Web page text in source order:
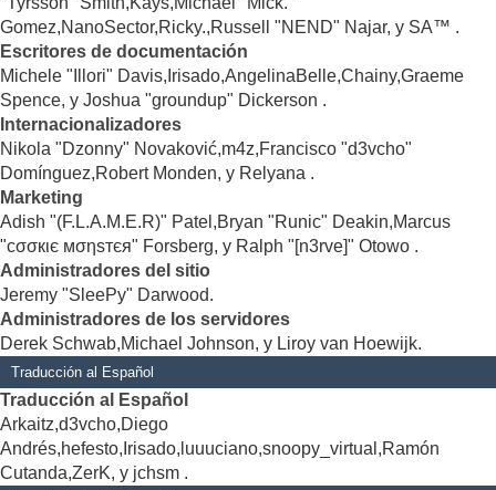
Gomez,NanoSector,Ricky.,Russell "NEND" Najar, y SA™ .
Escritores de documentación
Michele "Illori" Davis,Irisado,AngelinaBelle,Chainy,Graeme
Spence, y Joshua "groundup" Dickerson .
Internacionalizadores
Nikola "Dzonny" Novaković,m4z,Francisco "d3vcho"
Domínguez,Robert Monden, y Relyana .
Marketing
Adish "(F.L.A.M.E.R)" Patel,Bryan "Runic" Deakin,Marcus
"cσσкιє мσηѕтєя" Forsberg, y Ralph "[n3rve]" Otowo .
Administradores del sitio
Jeremy "SleePy" Darwood.
Administradores de los servidores
Derek Schwab,Michael Johnson, y Liroy van Hoewijk.
Traducción al Español
Traducción al Español
Arkaitz,d3vcho,Diego
Andrés,hefesto,Irisado,luuuciano,snoopy_virtual,Ramón
Cutanda,ZerK, y jchsm .